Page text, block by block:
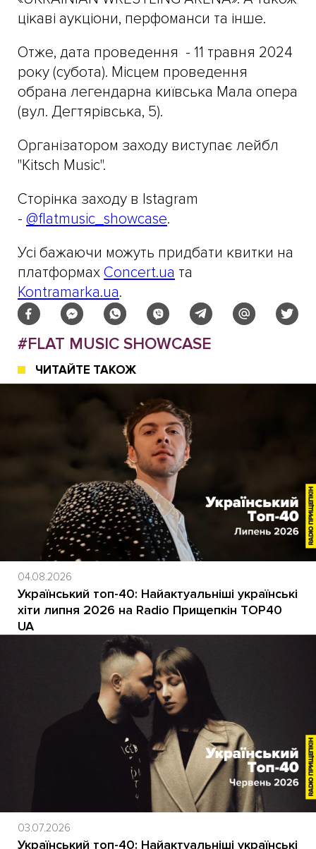
цікаві аукціони, перфоманси та інше.
Отже, дата проведення - 11 травня 2024
року (субота). Місцем проведення
обрана легендарна київська Мала опера
(вул. Дегтярівська, 5).
Організатором заходу виступає лейбл
"Kitsch Music".
Сторінка заходу в Istagram
- @flatmusic_showcase.
Усі бажаючи можуть придбати квитки на
платформах Concert.ua та
Kontramarka.ua.
#FLAT MUSIC SHOWCASE
ЧИТАЙТЕ ТАКОЖ
04.08.2026
Український топ-40: Найактуальніші українські
хіти липня 2026 на Radio Прищепкін TOP40
UA
03.07.2026
Український топ-40: Найактуальніші українські